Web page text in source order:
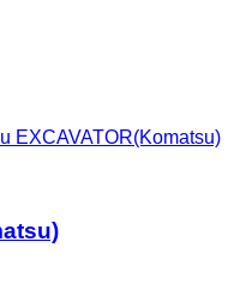
EXCAVATOR(Komatsu)